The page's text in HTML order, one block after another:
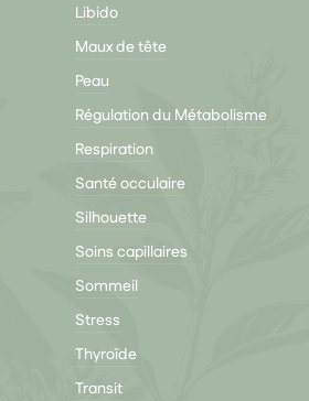
Libido
Maux de tête
Peau
Régulation du Métabolisme
Respiration
Santé occulaire
Silhouette
Soins capillaires
Sommeil
Stress
Thyroïde
Transit